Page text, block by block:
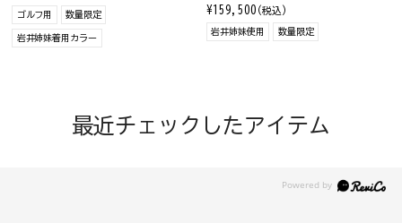
ゴルフ用 数量限定
岩井姉妹着用カラー
¥159,500 (税込)
岩井姉妹使用 数量限定
最近チェックしたアイテム